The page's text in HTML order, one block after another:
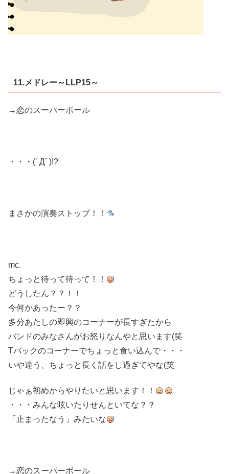
11.メドレー～LLP15～
→恋のスーパーボール
・・・(ﾟДﾟ)!?
まさかの演奏ストップ！！
mc.
ちょっと待って待って！！
どうしたん？？！！
今何かあったー？？
多分あたしの即興のコーナーが長すぎたから
バンドのみなさんがお怒りなんやと思います(笑
Tバックのコーナーでちょっと食い込んで・・・
いや違う、ちょっと長く話をし過ぎてやな(笑
じゃぁ初めからやりたいと思います！！
・・・みんな呟いたりせんといてな？？
「止まったなう」みたいな
→恋のスーパーボール